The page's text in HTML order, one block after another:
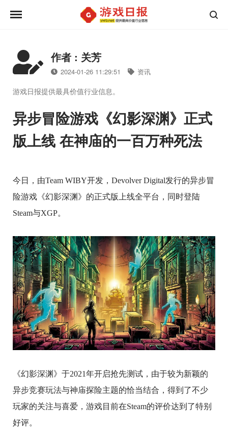
作者 : 关芳
2024-01-26 11:29:51 资讯
游戏日报提供最具价值行业信息。
异步冒险游戏《幻影深渊》正式
版上线 在神庙的一百万种死法
今日，由Team WIBY开发，Devolver Digital发行的异步冒
险游戏《幻影深渊》的正式版上线全平台，同时登陆
Steam与XGP。
《幻影深渊》于2021年开启抢先测试，由于较为新颖的
异步竞赛玩法与神庙探险主题的恰当结合，得到了不少
玩家的关注与喜爱，游戏目前在Steam的评价达到了特别
好评。